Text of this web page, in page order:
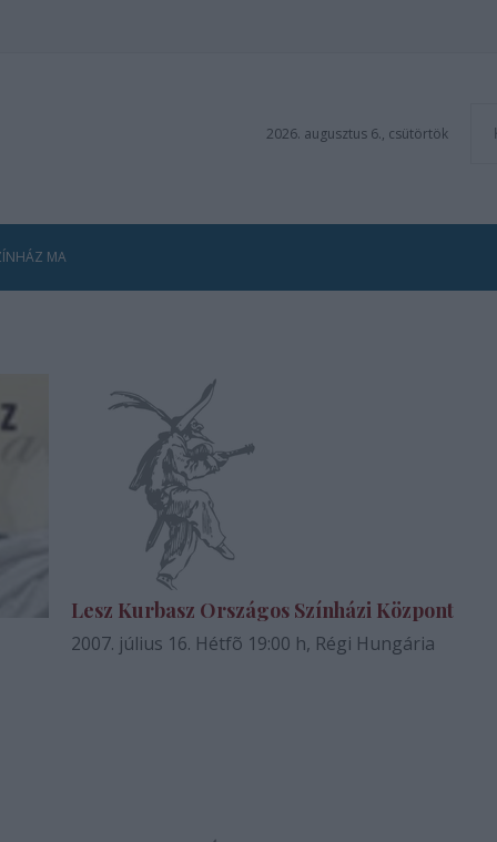
2026. augusztus 6., csütörtök
MA
Lesz Kurbasz Országos Színházi Központ
2007. július 16. Hétfõ 19:00 h, Régi Hungária